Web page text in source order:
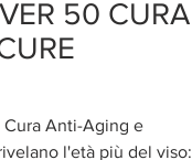
50 CURA
Cura Anti-Aging e
l'età più del viso: